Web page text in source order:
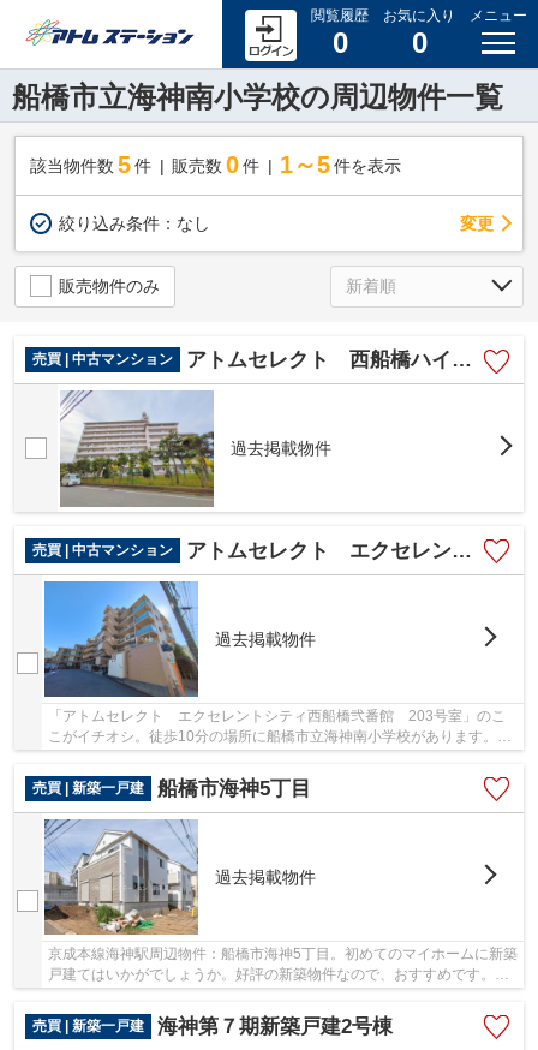
閲覧履歴
0
お気に入り
0
メニュー
船橋市立海神南小学校の周辺物件一覧
該当物件数 5件 販売数 0 件 1～5 件を表示
絞り込み条件： なし 変更
販売物件のみ
売買 | 中古マンション アトムセレクト 西船橋ハイツ5階
過去掲載物件
売買 | 中古マンション アトムセレクト エクセレントシティ西船橋弐番館 2階
過去掲載物件
「アトムセレクト エクセレントシティ西船橋弐番館 203号室」のこ
こがイチオシ。徒歩10分の場所に船橋市立海神南小学校があります。多
売買 | 新築一戸建
船橋市海神5丁目
過去掲載物件
京成本線海神駅周辺物件：船橋市海神5丁目。初めてのマイホームに新築
戸建てはいかがでしょうか。好評の新築物件なので、おすすめです。需
売買 | 新築一戸建
海神第７期新築戸建2号棟